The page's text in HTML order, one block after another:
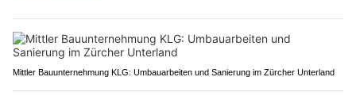
Mittler Bauunternehmung KLG: Umbauarbeiten und Sanierung im Zürcher Unterland